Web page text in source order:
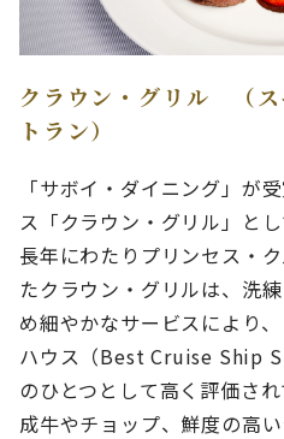
クラウン・グリル （ス
トラン）
「サボイ・ダイニング」が
ス「クラウン・グリル」と
長年にわたりプリンセス・
たクラウン・グリルは、洗
め細やかなサービスにより
ハウス（Best Cruise Ship
のひとつとして高く評価さ
成牛やチョップ、鮮度の高